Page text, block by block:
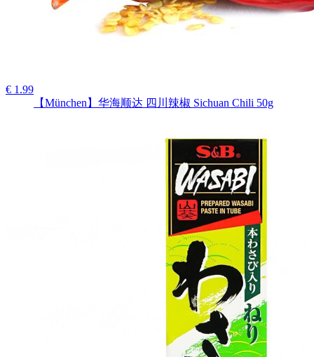
€ 1.99
【München】华海顺达 四川辣椒 Sichuan Chili 50g